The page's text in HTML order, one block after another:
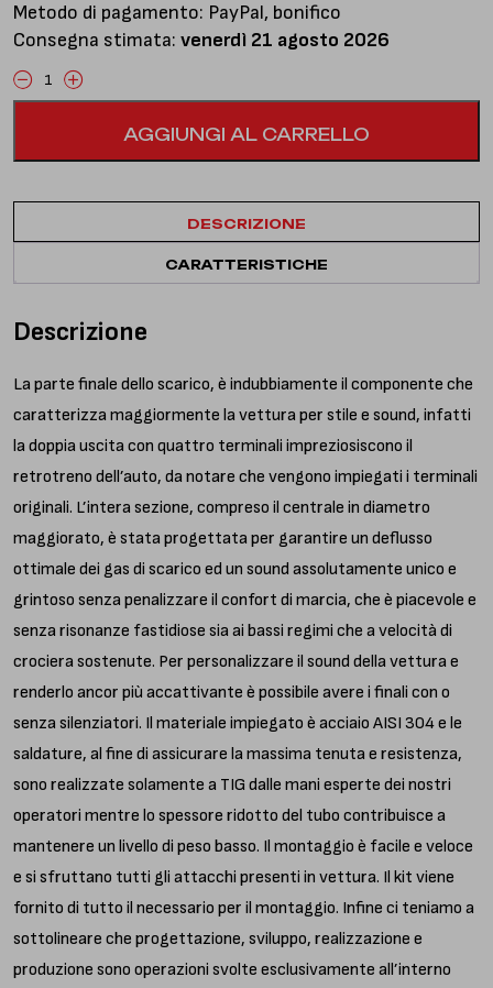
Metodo di pagamento: PayPal, bonifico
Consegna stimata: venerdì 21 agosto 2026
Centrale
finale
silenziatori
AGGIUNGI AL CARRELLO
DESCRIZIONE
CARATTERISTICHE
Descrizione
La parte finale dello scarico, è indubbiamente il componente che
caratterizza maggiormente la vettura per stile e sound, infatti
la doppia uscita con quattro terminali impreziosiscono il
retrotreno dell’auto, da notare che vengono impiegati i terminali
originali. L’intera sezione, compreso il centrale in diametro
maggiorato, è stata progettata per garantire un deflusso
ottimale dei gas di scarico ed un sound assolutamente unico e
grintoso senza penalizzare il confort di marcia, che è piacevole e
senza risonanze fastidiose sia ai bassi regimi che a velocità di
crociera sostenute. Per personalizzare il sound della vettura e
renderlo ancor più accattivante è possibile avere i finali con o
senza silenziatori. Il materiale impiegato è acciaio AISI 304 e le
saldature, al fine di assicurare la massima tenuta e resistenza,
sono realizzate solamente a TIG dalle mani esperte dei nostri
operatori mentre lo spessore ridotto del tubo contribuisce a
mantenere un livello di peso basso. Il montaggio è facile e veloce
e si sfruttano tutti gli attacchi presenti in vettura. Il kit viene
fornito di tutto il necessario per il montaggio. Infine ci teniamo a
sottolineare che progettazione, sviluppo, realizzazione e
produzione sono operazioni svolte esclusivamente all’interno